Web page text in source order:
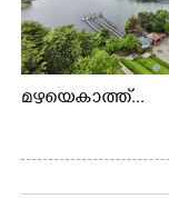
മഴയെകാത്ത്...